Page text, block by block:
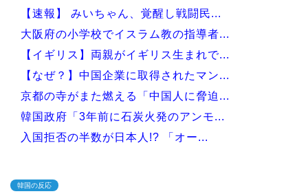
【速報】 みいちゃん、覚醒し戦闘民...
大阪府の小学校でイスラム教の指導者...
【イギリス】両親がイギリス生まれで...
【なぜ？】中国企業に取得されたマン...
京都の寺がまた燃える「中国人に脅迫...
韓国政府「3年前に石炭火発のアンモ...
入国拒否の半数が日本人!? 「オー...
韓国の反応